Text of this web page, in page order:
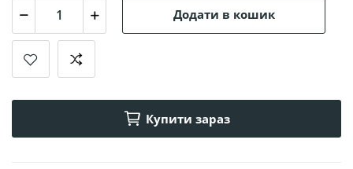
Додати в кошик
Купити зараз